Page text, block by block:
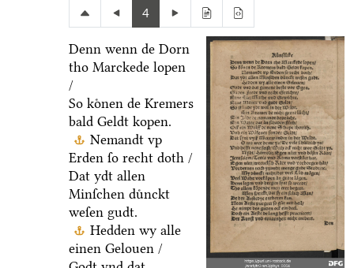
4
Denn wenn de Dorn
tho Marckede lopen
/
So koͤnen de Kremers
bald Geldt kopen.
Nemandt vp
Erden ſo recht doth /
Dat ydt allen
Minſchen duͤnckt
weſen gudt.
Hedden wy alle
einen Gelouen /